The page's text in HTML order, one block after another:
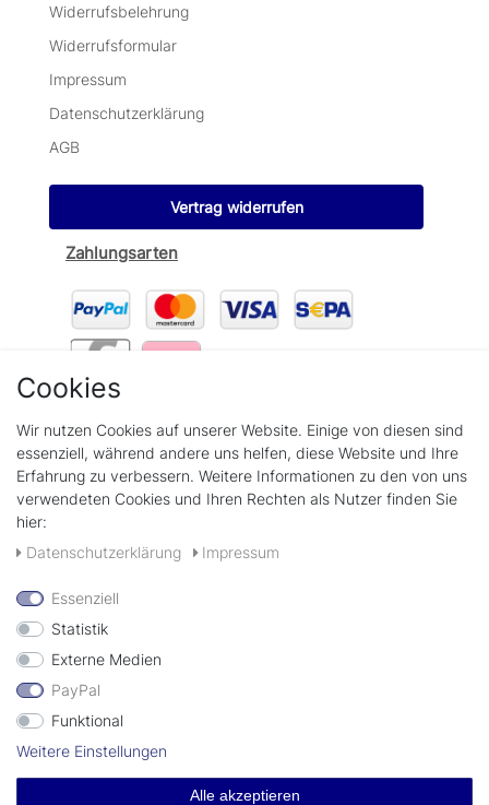
Widerrufsbelehrung
Widerrufsformular
Impressum
Datenschutzerklärung
AGB
Vertrag widerrufen
Zahlungsarten
+49(0)89 58808889
Kontaktformular
© Copyright 2026 | lecksteine-shop.de by imima GmbH
Cookies
Wir nutzen Cookies auf unserer Website. Einige von diesen sind
essenziell, während andere uns helfen, diese Website und Ihre
Erfahrung zu verbessern. Weitere Informationen zu den von uns
verwendeten Cookies und Ihren Rechten als Nutzer finden Sie
hier:
Daten­schutz­erklärung
Impressum
Essenziell
Statistik
Externe Medien
PayPal
Funktional
Weitere Einstellungen
Alle akzeptieren